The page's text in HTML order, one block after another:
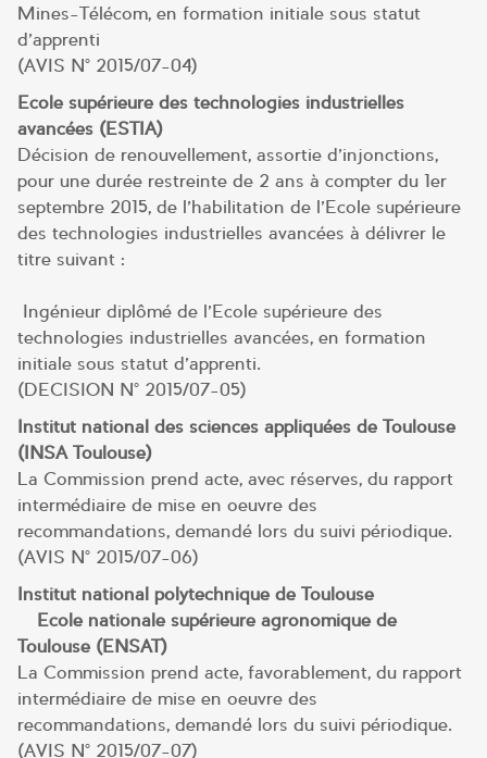
Mines-Télécom, en formation initiale sous statut
d’apprenti
(AVIS N° 2015/07-04)
Ecole supérieure des technologies industrielles
avancées (ESTIA)
Décision de renouvellement, assortie d’injonctions,
pour une durée restreinte de 2 ans à compter du 1er
septembre 2015, de l’habilitation de l’Ecole supérieure
des technologies industrielles avancées à délivrer le
titre suivant :
Ingénieur diplômé de l’Ecole supérieure des
technologies industrielles avancées, en formation
initiale sous statut d’apprenti.
(DECISION N° 2015/07-05)
Institut national des sciences appliquées de Toulouse
(INSA Toulouse)
La Commission prend acte, avec réserves, du rapport
intermédiaire de mise en oeuvre des
recommandations, demandé lors du suivi périodique.
(AVIS N° 2015/07-06)
Institut national polytechnique de Toulouse
– Ecole nationale supérieure agronomique de
Toulouse (ENSAT)
La Commission prend acte, favorablement, du rapport
intermédiaire de mise en oeuvre des
recommandations, demandé lors du suivi périodique.
(AVIS N° 2015/07-07)